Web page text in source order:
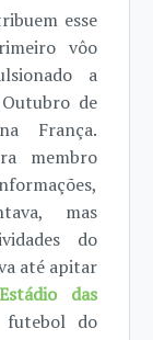
esse
vôo
a
de
França.
membro
mas
do
até apitar
Estádio das
do